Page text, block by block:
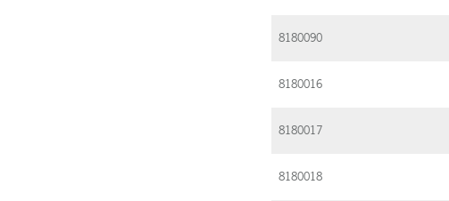
8180090
8180016
8180017
8180018